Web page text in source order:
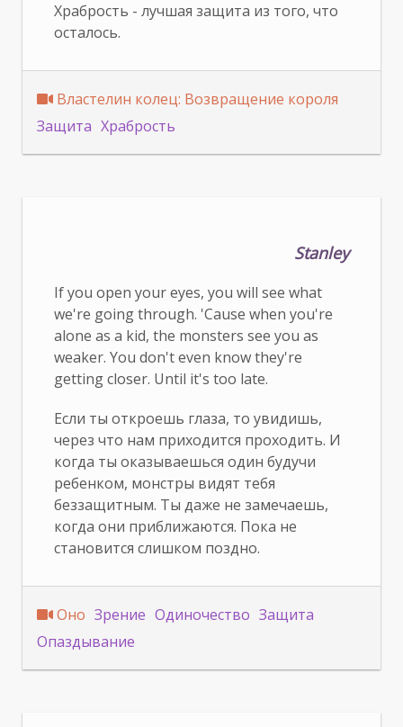
Храбрость - лучшая защита из того, что
осталось.
Властелин колец: Возвращение короля
Защита Храбрость
Stanley
If you open your eyes, you will see what
we're going through. 'Cause when you're
alone as a kid, the monsters see you as
weaker. You don't even know they're
getting closer. Until it's too late.
Если ты откроешь глаза, то увидишь,
через что нам приходится проходить. И
когда ты оказываешься один будучи
ребенком, монстры видят тебя
беззащитным. Ты даже не замечаешь,
когда они приближаются. Пока не
становится слишком поздно.
Оно Зрение Одиночество Защита
Опаздывание